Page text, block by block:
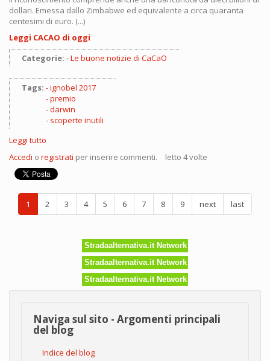
dollari. Emessa dallo Zimbabwe ed equivalente a circa quaranta
centesimi di euro. (...)
Leggi CACAO di oggi
Categorie:
Le buone notizie di CaCaO
Tags:
ignobel 2017
premio
darwin
scoperte inutili
Leggi tutto
2017!
Accedi o registrati per inserire commenti. letto 4 volte
1 2 3 4 5 6 7 8 9 next last
Stradaalternativa.it Network
Stradaalternativa.it Network
Stradaalternativa.it Network
Naviga sul sito - Argomenti principali
del blog
Indice del blog